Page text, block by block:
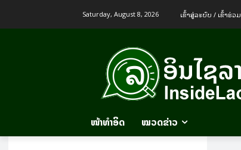
Saturday, August 8, 2026 ເຂົ້າ​ສູ່​ລະ​ບົບ / ເຂົ້າ​ຮ່ວມ
ໜ້າທຳອິດ ໝວດຂ່າວ